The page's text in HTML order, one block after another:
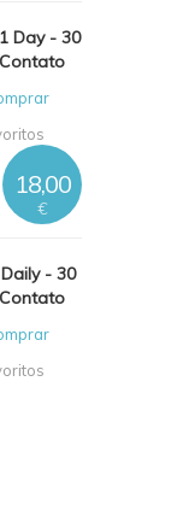
Day - 30
- 30
18,00
€